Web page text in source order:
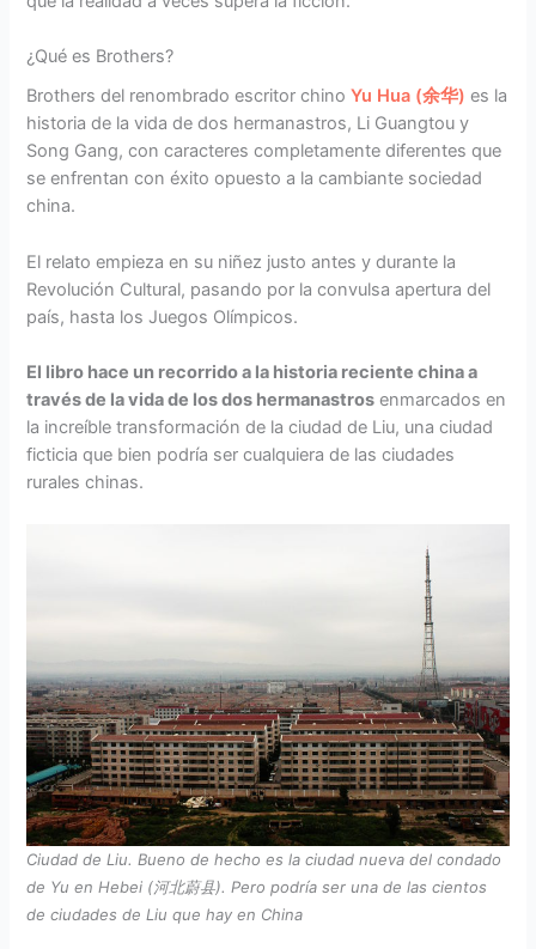
¿Qué es Brothers?
Brothers del renombrado escritor chinoYu Hua (余华) es la
historia de la vida de dos hermanastros, Li Guangtou y
Song Gang, con caracteres completamente diferentes que
se enfrentan con éxito opuesto a la cambiante sociedad
china.
El relato empieza en su niñez justo antes y durante la
Revolución Cultural, pasando por la convulsa apertura del
país, hasta los Juegos Olímpicos.
El libro hace un recorrido a la historia reciente china a
través de la vida de los dos hermanastros enmarcados en
la increíble transformación de la ciudad de Liu, una ciudad
ficticia que bien podría ser cualquiera de las ciudades
rurales chinas.
Ciudad de Liu. Bueno de hecho es la ciudad nueva del condado
de Yu en Hebei (河北蔚县). Pero podría ser una de las cientos
de ciudades de Liu que hay en China